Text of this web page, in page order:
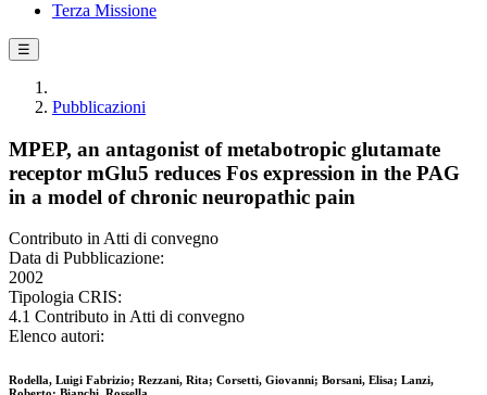
Terza Missione
☰
Pubblicazioni
MPEP, an antagonist of metabotropic glutamate
receptor mGlu5 reduces Fos expression in the PAG
in a model of chronic neuropathic pain
Contributo in Atti di convegno
Data di Pubblicazione:
2002
Tipologia CRIS:
4.1 Contributo in Atti di convegno
Elenco autori:
Rodella, Luigi Fabrizio; Rezzani, Rita; Corsetti, Giovanni; Borsani, Elisa; Lanzi,